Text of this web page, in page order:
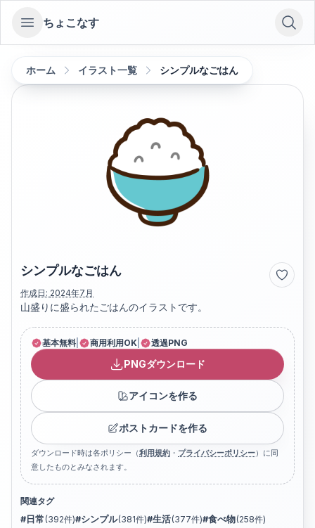
Open sidebar
ちょこなす
ホーム イラスト一覧 シンプルなごはん
シンプルなごはん
作成日: 2024年7月
山盛りに盛られたごはんのイラストです。
基本無料 商用利用OK 透過PNG
PNGダウンロード
アイコンを作る
ポストカードを作る
ダウンロード時は各ポリシー（利用規約 ・ プライバシーポリシー）に同
意したものとみなされます。
関連タグ
# 日常 (392件)#シンプル(381件)#生活(377件)#食べ物(258件)